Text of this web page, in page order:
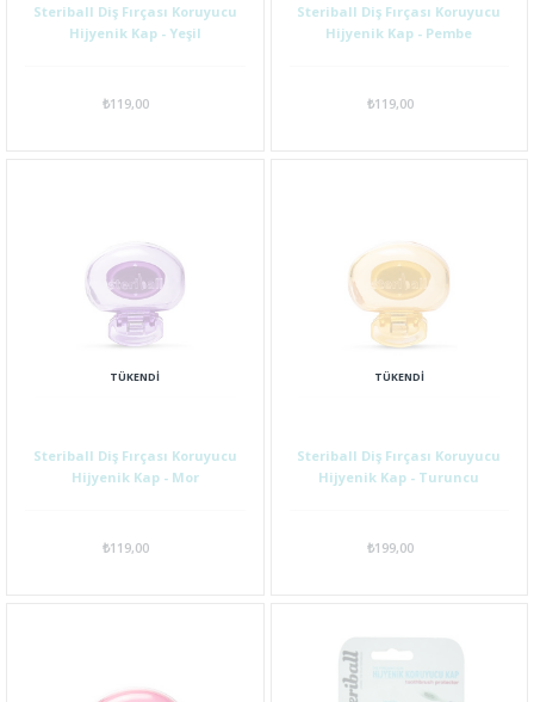
Steriball Diş Fırçası Koruyucu
Hijyenik Kap - Yeşil
₺119,00
Steriball Diş Fırçası Koruyucu
Hijyenik Kap - Pembe
₺119,00
TÜKENDI
Steriball Diş Fırçası Koruyucu
Hijyenik Kap - Mor
₺119,00
TÜKENDI
Steriball Diş Fırçası Koruyucu
Hijyenik Kap - Turuncu
₺199,00